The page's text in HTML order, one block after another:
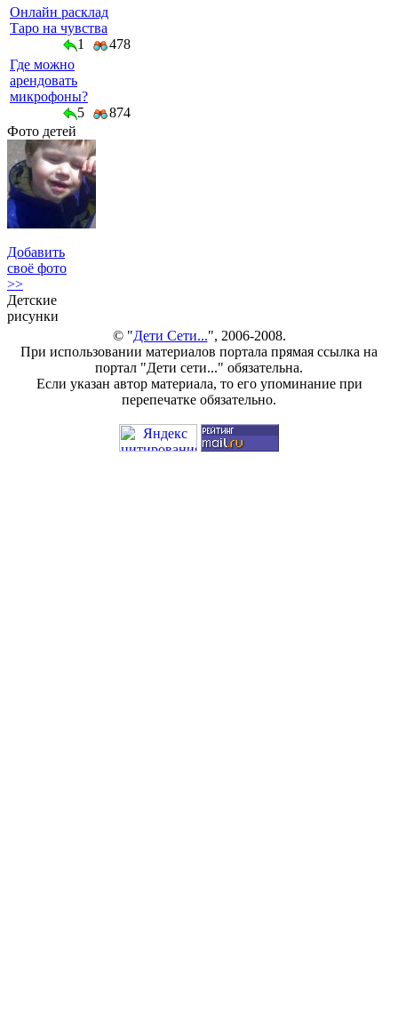
Онлайн расклад
Таро на чувства
1
478
Где можно
арендовать
микрофоны?
5
874
Фото детей
Добавить
своё фото
>>
Детские
рисунки
© "Дети Сети...", 2006-2008.
При использовании материалов портала прямая ссылка на
портал "Дети сети..." обязательна.
Если указан автор материала, то его упоминание при
перепечатке обязательно.